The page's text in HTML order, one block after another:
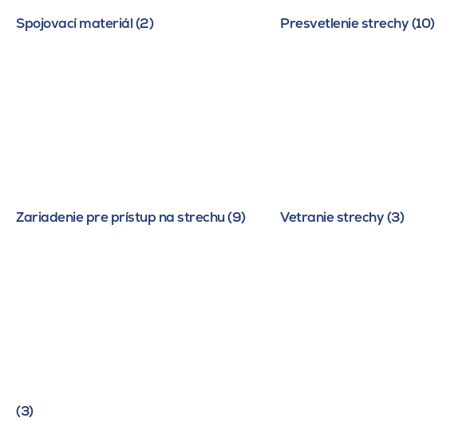
Spojovací materiál (2) Presvetlenie strechy (10)
Zariadenie pre prístup na strechu (9) Vetranie strechy (3)
(3)